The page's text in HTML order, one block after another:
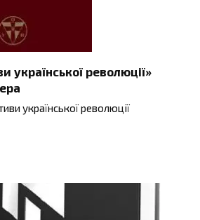
української революції»
української революції